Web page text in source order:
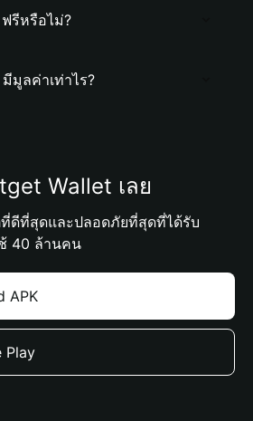
ฟรีหรือไม่?
มูลค่าเท่าไร?
Wallet เลย
ดีที่สุดและปลอดภัยที่สุดที่ได้รับ
40 ล้านคน
APK
Play